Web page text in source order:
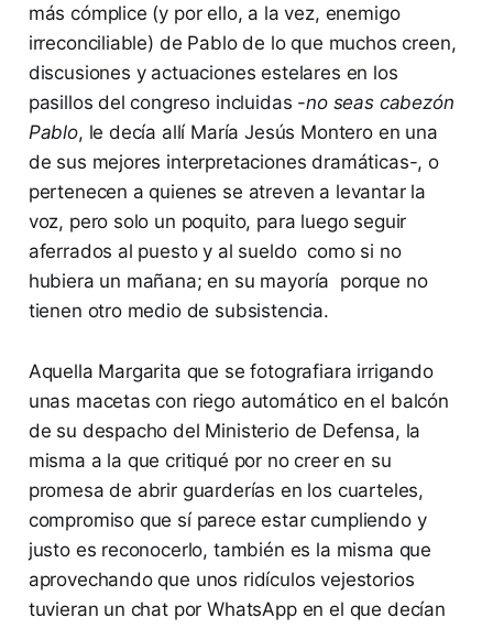
más cómplice (y por ello, a la vez, enemigo
irreconciliable) de Pablo de lo que muchos creen,
discusiones y actuaciones estelares en los
pasillos del congreso incluidas -no seas cabezón
Pablo, le decía allí María Jesús Montero en una
de sus mejores interpretaciones dramáticas-, o
pertenecen a quienes se atreven a levantar la
voz, pero solo un poquito, para luego seguir
aferrados al puesto y al sueldo como si no
hubiera un mañana; en su mayoría porque no
tienen otro medio de subsistencia.
Aquella Margarita que se fotografiara irrigando
unas macetas con riego automático en el balcón
de su despacho del Ministerio de Defensa, la
misma a la que critiqué por no creer en su
promesa de abrir guarderías en los cuarteles,
compromiso que sí parece estar cumpliendo y
justo es reconocerlo, también es la misma que
aprovechando que unos ridículos vejestorios
tuvieran un chat por WhatsApp en el que decían